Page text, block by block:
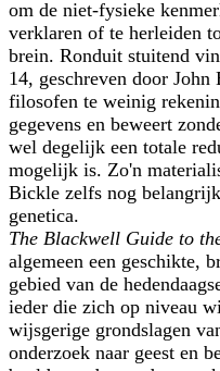
om de niet-fysieke
verklaren of te herleiden
brein. Ronduit stuitend
14, geschreven door
filosofen te weinig
gegevens en beweert
wel degelijk een totale
mogelijk is. Zo'n
Bickle zelfs nog
genetica.
The Blackwell Guide to
algemeen een geschikte,
gebied van de
ieder die zich op niveau
wijsgerige grondslagen
onderzoek naar geest en